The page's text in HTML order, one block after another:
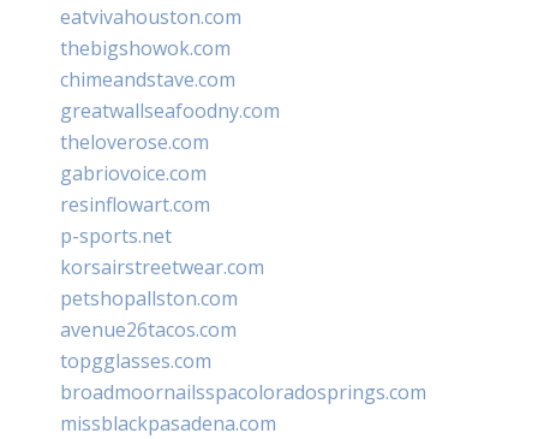
eatvivahouston.com
thebigshowok.com
chimeandstave.com
greatwallseafoodny.com
theloverose.com
gabriovoice.com
resinflowart.com
p-sports.net
korsairstreetwear.com
petshopallston.com
avenue26tacos.com
topgglasses.com
broadmoornailsspacoloradosprings.com
missblackpasadena.com